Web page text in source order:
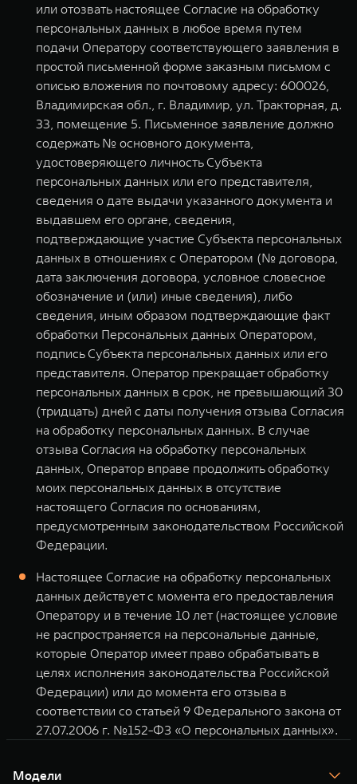
или отозвать настоящее Согласие на обработку
персональных данных в любое время путем
подачи Оператору соответствующего заявления в
простой письменной форме заказным письмом с
описью вложения по почтовому адресу: 600026,
Владимирская обл., г. Владимир, ул. Тракторная, д.
33, помещение 5. Письменное заявление должно
содержать № основного документа,
удостоверяющего личность Субъекта
персональных данных или его представителя,
сведения о дате выдачи указанного документа и
выдавшем его органе, сведения,
подтверждающие участие Субъекта персональных
данных в отношениях с Оператором (№ договора,
дата заключения договора, условное словесное
обозначение и (или) иные сведения), либо
сведения, иным образом подтверждающие факт
обработки Персональных данных Оператором,
подпись Субъекта персональных данных или его
представителя. Оператор прекращает обработку
персональных данных в срок, не превышающий 30
(тридцать) дней с даты получения отзыва Согласия
на обработку персональных данных. В случае
отзыва Согласия на обработку персональных
данных, Оператор вправе продолжить обработку
моих персональных данных в отсутствие
настоящего Согласия по основаниям,
предусмотренным законодательством Российской
Федерации.
Настоящее Согласие на обработку персональных
данных действует с момента его предоставления
Оператору и в течение 10 лет (настоящее условие
не распространяется на персональные данные,
которые Оператор имеет право обрабатывать в
целях исполнения законодательства Российской
Федерации) или до момента его отзыва в
соответствии со статьей 9 Федерального закона от
27.07.2006 г. №152-ФЗ «О персональных данных».
Модели